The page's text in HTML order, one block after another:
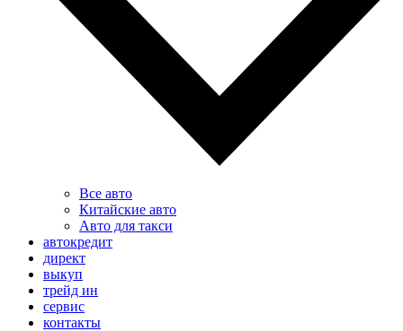
Все авто
Китайские авто
Авто для такси
автокредит
директ
выкуп
трейд ин
сервис
контакты